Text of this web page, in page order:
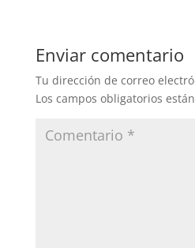
Enviar comentario
Tu dirección de correo
Los campos obligatorios